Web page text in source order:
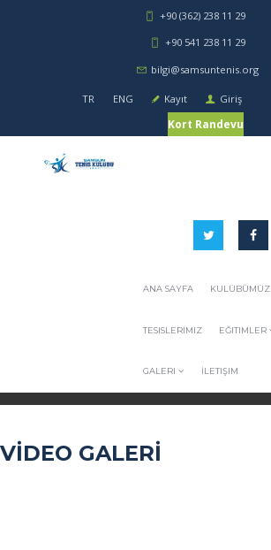
+90 (362) 238 11 29
+90 541 238 11 29
bilgi@samsuntenis.org
TR ENG Kayıt Giriş
Kort Randevu
ANA SAYFA KULÜBÜMÜZ
TESISLERIMIZ EĞITIMLER
GALERI İLETIŞIM
VİDEO GALERİ